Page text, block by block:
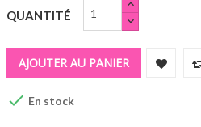
QUANTITÉ
AJOUTER AU PANIER
 En stock